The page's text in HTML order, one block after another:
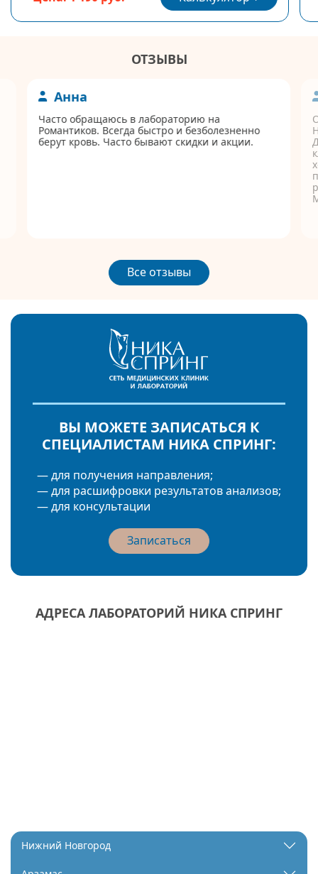
ОТЗЫВЫ
Анна
Часто обращаюсь в лабораторию на
Романтиков. Всегда быстро и безболезненно
берут кровь. Часто бывают скидки и акции.
Все отзывы
ВЫ МОЖЕТЕ ЗАПИСАТЬСЯ К
СПЕЦИАЛИСТАМ НИКА СПРИНГ:
— для получения направления;
— для расшифровки результатов анализов;
— для консультации
Записаться
АДРЕСА ЛАБОРАТОРИЙ НИКА СПРИНГ
Нижний Новгород